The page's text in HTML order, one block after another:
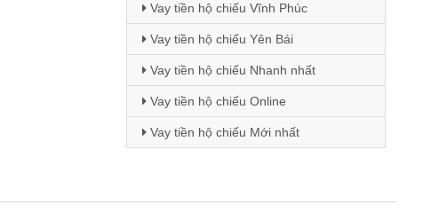
Vay tiền hộ chiếu Vĩnh Phúc
Vay tiền hộ chiếu Yên Bái
Vay tiền hộ chiếu Nhanh nhất
Vay tiền hộ chiếu Online
Vay tiền hộ chiếu Mới nhất